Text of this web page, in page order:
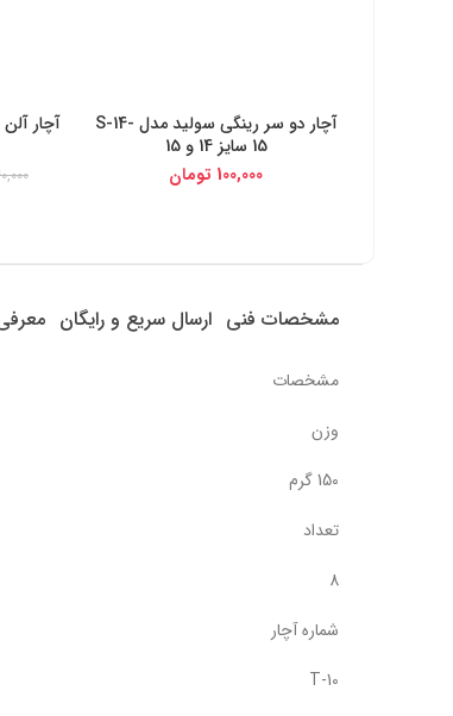
خرید از دیجی کالا
آچار دو سر رینگی سولید مدل S-14-
15 سایز 14 و 15
100,000 تومان
مشخصات فنی ارسال سریع و رایگان
مشخصات
وزن
150 گرم
تعداد
8
شماره آچار
T-10